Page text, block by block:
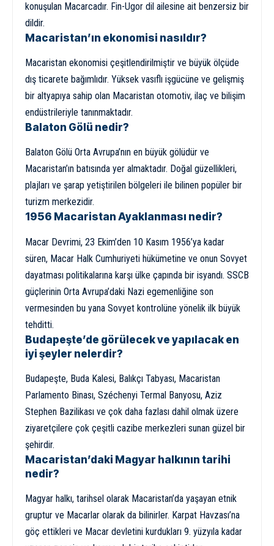
konuşulan Macarcadır. Fin-Ugor dil ailesine ait benzersiz bir
dildir.
Macaristan’ın ekonomisi nasıldır?
Macaristan ekonomisi çeşitlendirilmiştir ve büyük ölçüde
dış ticarete bağımlıdır. Yüksek vasıflı işgücüne ve gelişmiş
bir altyapıya sahip olan Macaristan otomotiv, ilaç ve bilişim
endüstrileriyle tanınmaktadır.
Balaton Gölü nedir?
Balaton Gölü Orta Avrupa’nın en büyük gölüdür ve
Macaristan’ın batısında yer almaktadır. Doğal güzellikleri,
plajları ve şarap yetiştirilen bölgeleri ile bilinen popüler bir
turizm merkezidir.
1956 Macaristan Ayaklanması nedir?
Macar Devrimi, 23 Ekim’den 10 Kasım 1956’ya kadar
süren, Macar Halk Cumhuriyeti hükümetine ve onun Sovyet
dayatması politikalarına karşı ülke çapında bir isyandı. SSCB
güçlerinin Orta Avrupa’daki Nazi egemenliğine son
vermesinden bu yana Sovyet kontrolüne yönelik ilk büyük
tehditti.
Budapeşte’de görülecek ve yapılacak en
iyi şeyler nelerdir?
Budapeşte, Buda Kalesi, Balıkçı Tabyası, Macaristan
Parlamento Binası, Széchenyi Termal Banyosu, Aziz
Stephen Bazilikası ve çok daha fazlası dahil olmak üzere
ziyaretçilere çok çeşitli cazibe merkezleri sunan güzel bir
şehirdir.
Macaristan’daki Magyar halkının tarihi
nedir?
Magyar halkı, tarihsel olarak Macaristan’da yaşayan etnik
gruptur ve Macarlar olarak da bilinirler. Karpat Havzası’na
göç ettikleri ve Macar devletini kurdukları 9. yüzyıla kadar